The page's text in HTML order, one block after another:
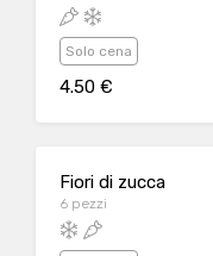
Solo cena
4.50 €
Fiori di zucca
6 pezzi